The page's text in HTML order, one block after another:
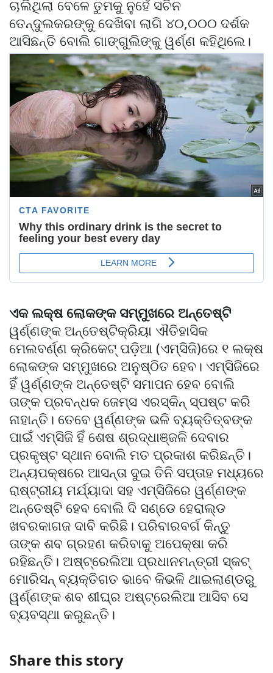
ଚାଲିଥିଲା ବେଳେ ତୁମକୁ ନୁହେଁ ସଚିନ
ତେନ୍ଦୁଲକରଙ୍କୁ ଦେଖିବା ଲାଗି ୪୦,୦୦୦ ଦର୍ଶକ
ଆସିଛନ୍ତି ବୋଲି ଗାଙ୍ଗୁଲିଙ୍କୁ ୱର୍ଣ୍ଣ କହିଥିଲେ।
ଏକ ଲକ୍ଷ ଲୋକଙ୍କ ସମ୍ମୁଖରେ ଅନ୍ତେଷ୍ଟି
ୱର୍ଣ୍ଣଙ୍କ ଅନ୍ତେଷ୍ଟିକ୍ରିୟା ଐତିହାସିକ
ମେଲବର୍ଣ୍ଣ କ୍ରିକେଟ୍ ପଡ଼ିଆ (ଏମ୍‌ସିଜି)ରେ ୧ ଲକ୍ଷ
ଲୋକଙ୍କ ସମ୍ମୁଖରେ ଅନୁଷ୍ଠିତ ହେବ। ଏମ୍‌ସିଜିରେ
ହିଁ ୱର୍ଣ୍ଣଙ୍କ ଅନ୍ତେଷ୍ଟି ସମାପନ ହେବ ବୋଲି
ତାଙ୍କ ପ୍ରବନ୍ଧକ ଜେମ୍ସ ଏରସ୍କିନ୍ ସ୍ପଷ୍ଟ କରି
ନାହାନ୍ତି। ତେବେ ୱର୍ଣ୍ଣଙ୍କ ଭଳି ବ୍ୟକ୍ତିତ୍ବଙ୍କ
ପାଇଁ ଏମ୍‌ସିଜି ହିଁ ଶେଷ ଶ୍ରଦ୍ଧାଞ୍ଜଳି ଦେବାର
ପ୍ରକୃଷ୍ଟ ସ୍ଥାନ ବୋଲି ମତ ପ୍ରକାଶ କରିଛନ୍ତି।
ଅନ୍ୟପକ୍ଷରେ ଆସନ୍ତା ଦୁଇ ତିନି ସପ୍ତାହ ମଧ୍ୟରେ
ରାଷ୍ଟ୍ରୀୟ ମର୍ଯ୍ୟାଦା ସହ ଏମ୍‌ସିଜିରେ ୱର୍ଣ୍ଣଙ୍କ
ଅନ୍ତେଷ୍ଟି ହେବ ବୋଲି ଦି ସଣ୍ଡେ ହେରାଲ୍ଡ
ଖବରକାଗଜ ଦାବି କରିଛି। ପରିବାରବର୍ଗ କିନ୍ତୁ
ତାଙ୍କ ଶବ ଗ୍ରହଣ କରିବାକୁ ଅପେକ୍ଷା କରି
ରହିଛନ୍ତି। ଅଷ୍ଟ୍ରେଲିଆ ପ୍ରଧାନମନ୍ତ୍ରୀ ସ୍କଟ୍
ମୋରିସନ୍‌ ବ୍ୟକ୍ତିଗତ ଭାବେ କିଭଳି ଥାଇଲାଣ୍ଡରୁ
ୱର୍ଣ୍ଣଙ୍କ ଶବ ଶୀଘ୍ର ଅଷ୍ଟ୍ରେଲିଆ ଆସିବ ସେ
ବ୍ୟବସ୍ଥା କରୁଛନ୍ତି।
Share this story